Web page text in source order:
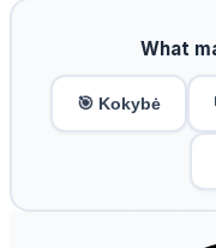
What
🎯 Kokybė